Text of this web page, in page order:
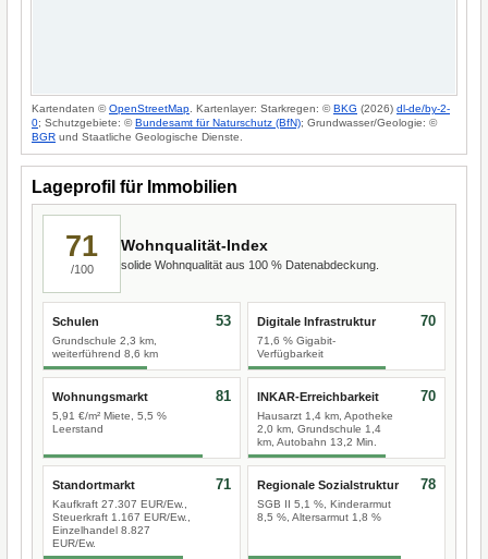
Kartendaten ©OpenStreetMap . Kartenlayer: Starkregen: ©BKG (2026) dl-de/by-2-
0; Schutzgebiete: ©Bundesamt für Naturschutz (BfN); Grundwasser/Geologie: ©
BGR und Staatliche Geologische Dienste.
Lageprofil für Immobilien
71
/100
Wohnqualität-Index
solide Wohnqualität aus 100 % Datenabdeckung.
Schulen
Grundschule 2,3 km,
weiterführend 8,6 km
53 Digitale Infrastruktur
71,6 % Gigabit-
Verfügbarkeit
70
Wohnungsmarkt
5,91 €/m² Miete, 5,5 %
Leerstand
81 INKAR-Erreichbarkeit
Hausarzt 1,4 km, Apotheke
2,0 km, Grundschule 1,4
km, Autobahn 13,2 Min.
70
Standortmarkt
Kaufkraft 27.307 EUR/Ew.,
Steuerkraft 1.167 EUR/Ew.,
Einzelhandel 8.827
EUR/Ew.
71 Regionale Sozialstruktur
SGB II 5,1 %, Kinderarmut
8,5 %, Altersarmut 1,8 %
78